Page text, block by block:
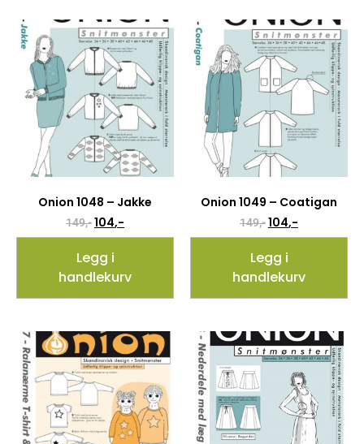
Onion 1048 – Jakke
149,-104,-
Legg i
handlekurv
Onion 1049 – Coatigan
149,-104,-
Legg i
handlekurv